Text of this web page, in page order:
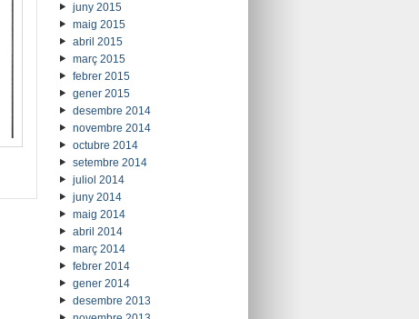
juny 2015
maig 2015
abril 2015
març 2015
febrer 2015
gener 2015
desembre 2014
novembre 2014
octubre 2014
setembre 2014
juliol 2014
juny 2014
maig 2014
abril 2014
març 2014
febrer 2014
gener 2014
desembre 2013